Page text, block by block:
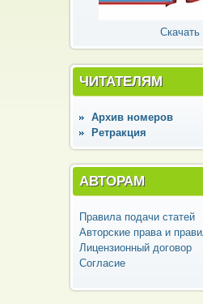
Скачать
ЧИТАТЕЛЯМ
Архив номеров
Ретракция
АВТОРАМ
Правила подачи статей
Авторские права и
Лицензионный договор
Согласие